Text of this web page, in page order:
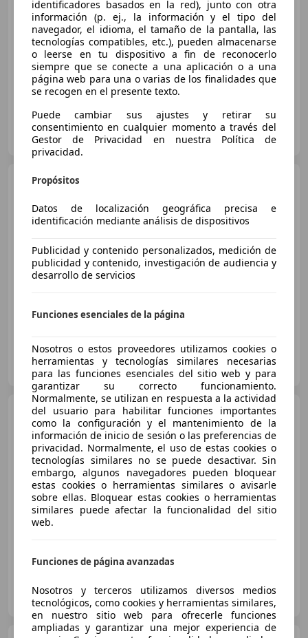
€ 29.900
Sin comparación
07/2022 41.545 km Diésel 85 kW (116 CV)
LUCUSCAR
ES-27003 LUGO
€ 7.400
Súper oferta
Particular
ES-09007 Burgos
Audi A3Sportback 30 TFSI S
tronic
€ 17.890
Súper oferta
06/2021
HR MOTOR GIJON
ES-33392 Gijón
identificadores basados en la red), junto con otra
información (p. ej., la información y el tipo del
navegador, el idioma, el tamaño de la pantalla, las
tecnologías compatibles, etc.), pueden almacenarse
o leerse en tu dispositivo a fin de reconocerlo
siempre que se conecte a una aplicación o a una
página web para una o varias de los finalidades que
se recogen en el presente texto.
Puede cambiar sus ajustes y retirar su
consentimiento en cualquier momento a través del
Gestor de Privacidad en nuestra Política de
privacidad.
Propósitos
Datos de localización geográfica precisa e
identificación mediante análisis de dispositivos
Publicidad y contenido personalizados, medición de
publicidad y contenido, investigación de audiencia y
desarrollo de servicios
Funciones esenciales de la página
Nosotros o estos proveedores utilizamos cookies o
herramientas y tecnologías similares necesarias
para las funciones esenciales del sitio web y para
garantizar su correcto funcionamiento.
Normalmente, se utilizan en respuesta a la actividad
del usuario para habilitar funciones importantes
como la configuración y el mantenimiento de la
información de inicio de sesión o las preferencias de
privacidad. Normalmente, el uso de estas cookies o
tecnologías similares no se puede desactivar. Sin
embargo, algunos navegadores pueden bloquear
estas cookies o herramientas similares o avisarle
sobre ellas. Bloquear estas cookies o herramientas
similares puede afectar la funcionalidad del sitio
web.
Funciones de página avanzadas
Nosotros y terceros utilizamos diversos medios
tecnológicos, como cookies y herramientas similares,
en nuestro sitio web para ofrecerle funciones
ampliadas y garantizar una mejor experiencia de